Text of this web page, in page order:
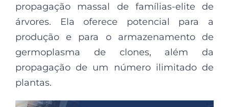
propagação massal de famílias-elite de
árvores. Ela oferece potencial para a
produção e para o armazenamento de
germoplasma de clones, além da
propagação de um número ilimitado de
plantas.